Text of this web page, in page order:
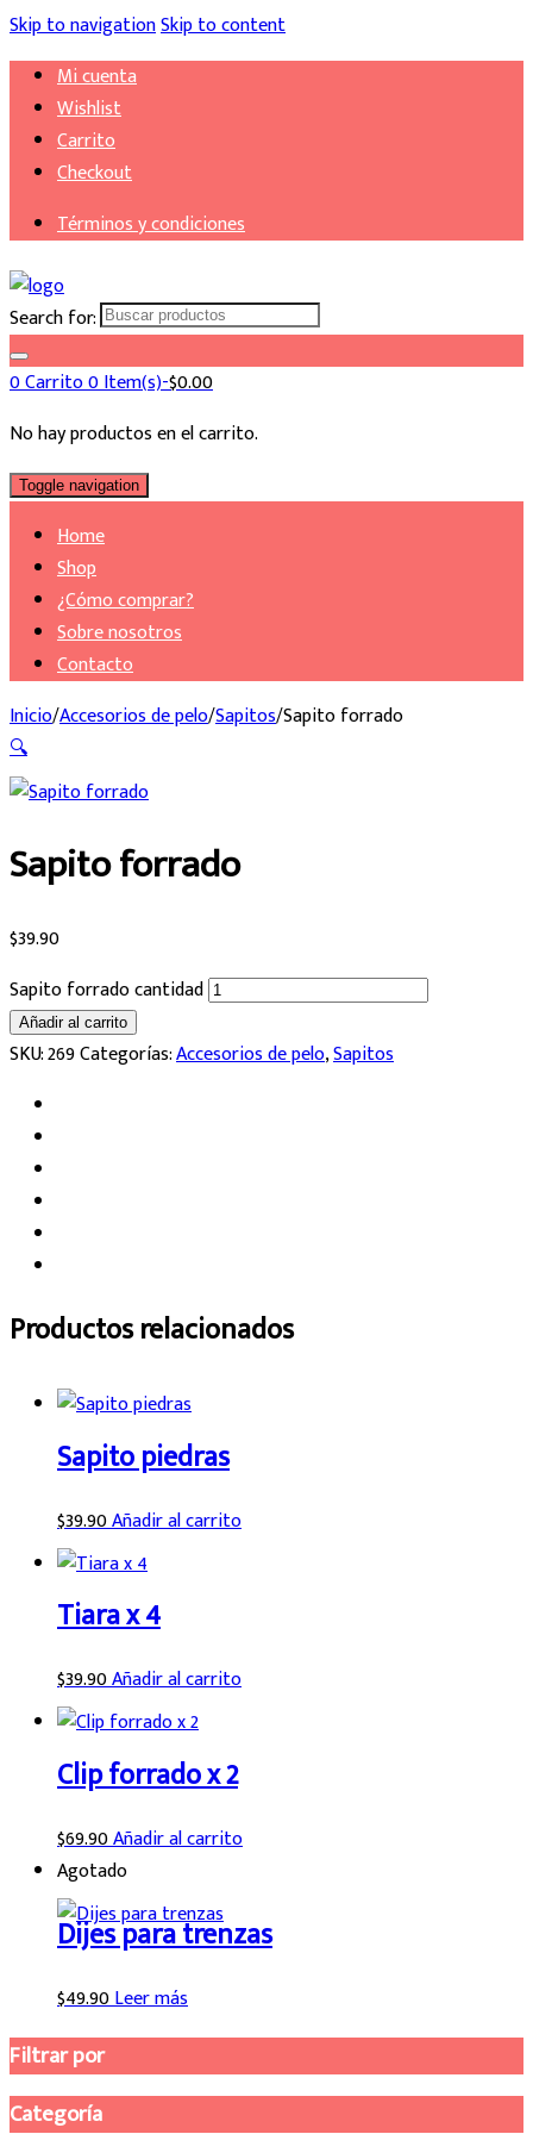
Skip to navigationSkip to content
Mi cuenta
Wishlist
Carrito
Checkout
Términos y condiciones
Search for:
0Carrito0 Item(s)-$0.00
No hay productos en el carrito.
Toggle navigation
Home
Shop
¿Cómo comprar?
Sobre nosotros
Contacto
Inicio/Accesorios de pelo/Sapitos/Sapito forrado
🔍
Sapito forrado
$39.90
Sapito forrado cantidad
Añadir al carrito
SKU:269Categorías:Accesorios de pelo,Sapitos
Productos relacionados
Sapito piedras
$39.90Añadir al carrito
Tiara x 4
$39.90Añadir al carrito
Clip forrado x 2
$69.90Añadir al carrito
Agotado
Dijes para trenzas
$49.90Leer más
Filtrar por
Categoría